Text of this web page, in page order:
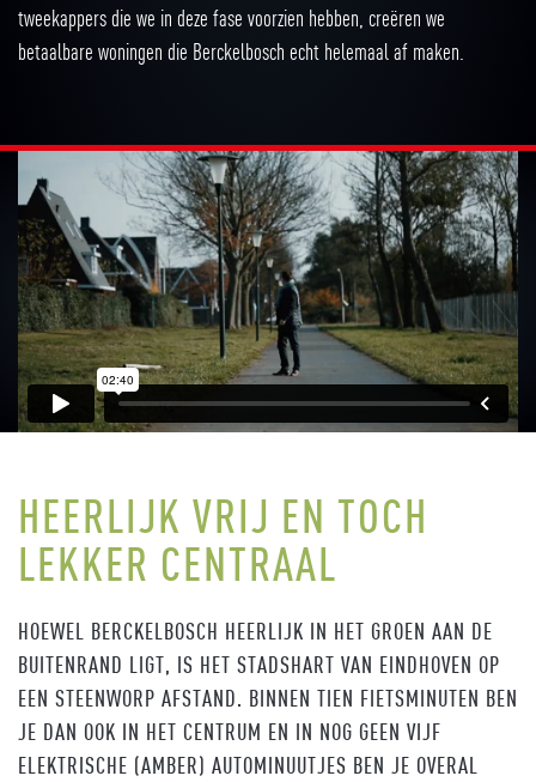
tweekappers die we in deze fase voorzien hebben, creëren we
betaalbare woningen die Berckelbosch echt helemaal af maken.
HEERLIJK VRIJ EN TOCH
LEKKER CENTRAAL
HOEWEL BERCKELBOSCH HEERLIJK IN HET GROEN AAN DE
BUITENRAND LIGT, IS HET STADSHART VAN EINDHOVEN OP
EEN STEENWORP AFSTAND. BINNEN TIEN FIETSMINUTEN BEN
JE DAN OOK IN HET CENTRUM EN IN NOG GEEN VIJF
ELEKTRISCHE (AMBER) AUTOMINUUTJES BEN JE OVERAL